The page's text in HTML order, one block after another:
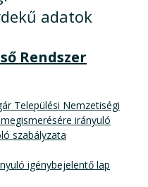
adatok
Rendszer
Települési Nemzetiségi
irányuló
szabályzata
igénybejelentő lap